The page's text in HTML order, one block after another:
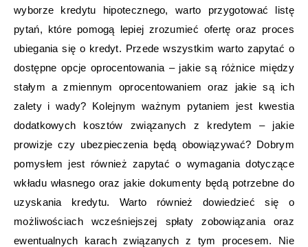
wyborze kredytu hipotecznego, warto przygotować listę
pytań, które pomogą lepiej zrozumieć ofertę oraz proces
ubiegania się o kredyt. Przede wszystkim warto zapytać o
dostępne opcje oprocentowania – jakie są różnice między
stałym a zmiennym oprocentowaniem oraz jakie są ich
zalety i wady? Kolejnym ważnym pytaniem jest kwestia
dodatkowych kosztów związanych z kredytem – jakie
prowizje czy ubezpieczenia będą obowiązywać? Dobrym
pomysłem jest również zapytać o wymagania dotyczące
wkładu własnego oraz jakie dokumenty będą potrzebne do
uzyskania kredytu. Warto również dowiedzieć się o
możliwościach wcześniejszej spłaty zobowiązania oraz
ewentualnych karach związanych z tym procesem. Nie